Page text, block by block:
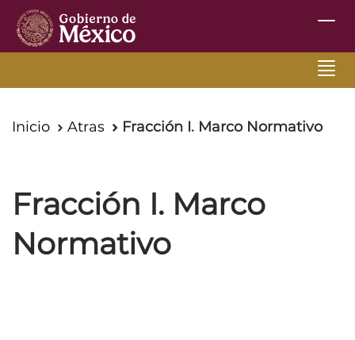
Inicio Atras Fracción I. Marco Normativo
Fracción I. Marco
Normativo